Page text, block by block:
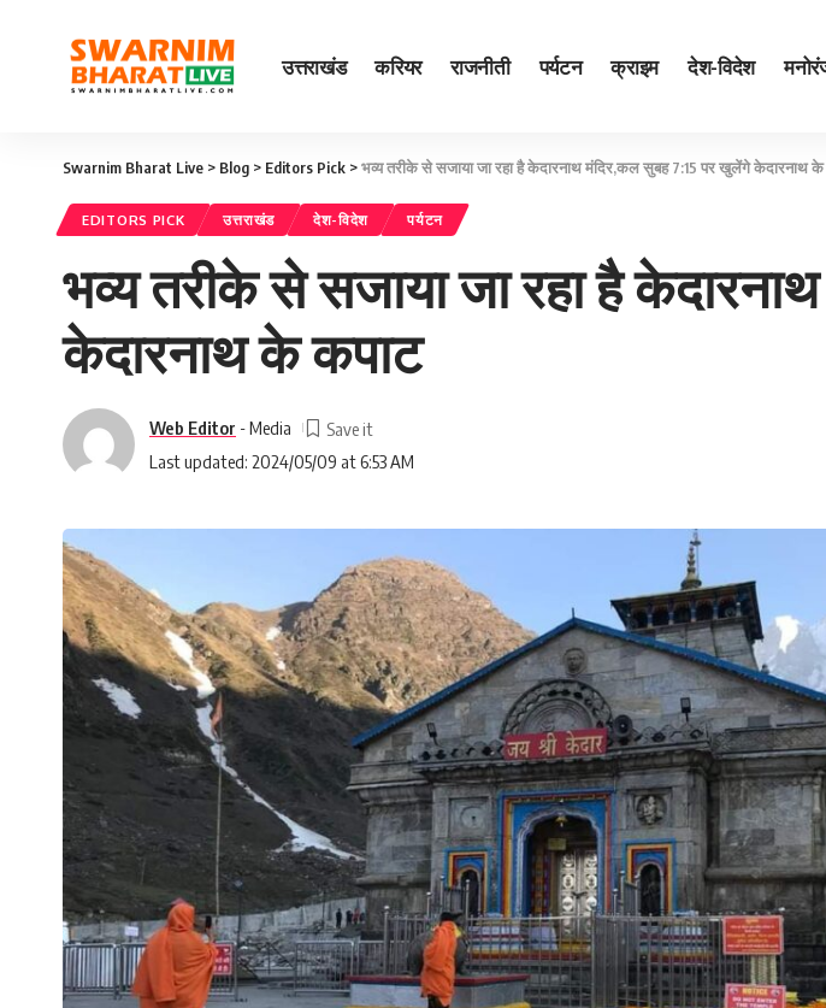
उत्तराखंड करियर राजनीती पर्यटन क्राइम देश-विदेश
Swarnim Bharat Live > Blog > Editors Pick >भव्य तरीके से सजाया जा रहा है केदारनाथ मंदिर,कल सुबह 7:15 पर खुलेंगे केदारनाथ
EDITORS PICK उत्तराखंड देश-विदेश पर्यटन
भव्य तरीके से सजाया जा रहा है
केदारनाथ के कपाट
Last updated: 2024/05/09 at 6:53 AM
Web Editor - Media